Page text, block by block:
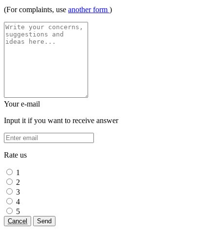
(For complaints, use another form )
Your e-mail
Input it if you want to receive answer
Rate us
1
2
3
4
5
Cancel Send